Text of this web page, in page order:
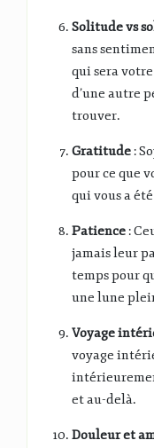
Solitude vs
sans
qui sera
d’une autre
trouver.
Gratitude :
pour ce que
qui vous a
Patience :
jamais leur
temps pour
une lune
Voyage
voyage
et au-delà.
Douleur et